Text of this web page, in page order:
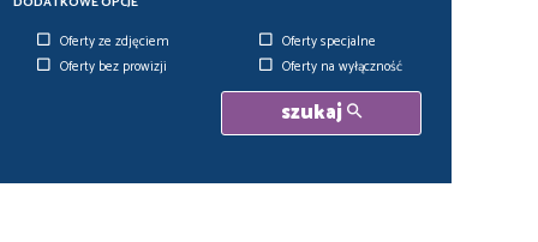
Oferty ze zdjęciem
Oferty specjalne
Oferty bez prowizji
Oferty na wyłączność
szukaj